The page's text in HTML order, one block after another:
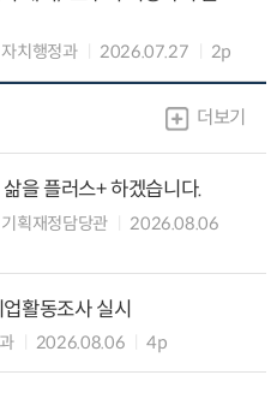
치행정과 2026.07.27 2p
더보기
을 플러스+ 하겠습니다.
획재정담당관
2026.08.06
활동조사 실시
2026.08.06 4p